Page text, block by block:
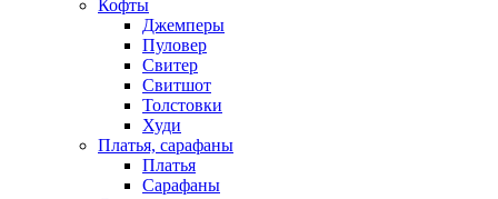
Кофты
Джемперы
Пуловер
Свитер
Свитшот
Толстовки
Худи
Платья, сарафаны
Платья
Сарафаны